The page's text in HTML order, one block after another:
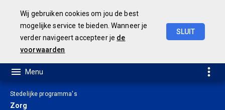
Wij gebruiken cookies om jou de best
mogelijke service te bieden. Wanneer je
verder navigeert accepteer je de
voorwaarden
SLUIT
Stedelijke programma's
Zorg